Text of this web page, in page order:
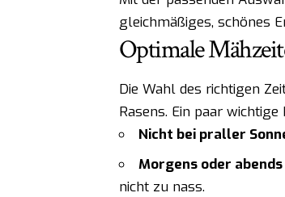
gleichmäßiges, schönes
Optimale
Die Wahl des richtigen
Rasens. Ein paar
Nicht bei praller
Morgens oder
nicht zu nass.